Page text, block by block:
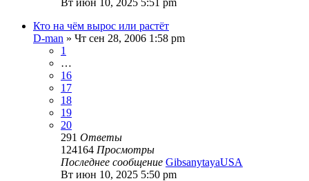
Кто на чём вырос или растёт
D-man » Чт сен 28, 2006 1:58 pm
1
…
16
17
18
19
20
291 Ответы
124164 Просмотры
Последнее сообщение GibsanytayaUSA
Вт июн 10, 2025 5:50 pm